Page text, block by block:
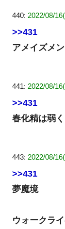
440: 2022/08/
>>431
アメイズメ
441: 2022/08/
>>431
春化精は弱
443: 2022/08/
>>431
夢魔境
ウォークラ